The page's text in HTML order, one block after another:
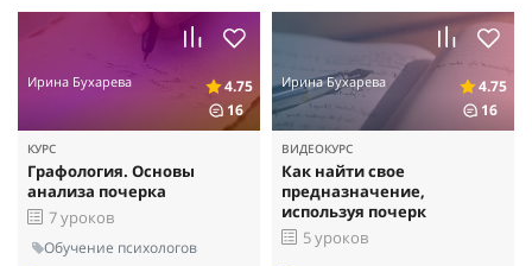
Ирина Бухарева
4.75
16
КУРС
Графология. Основы
анализа почерка
7 уроков
Обучение психологов
Ирина Бухарева
4.75
16
ВИДЕОКУРС
Как найти свое
предназначение,
используя почерк
5 уроков